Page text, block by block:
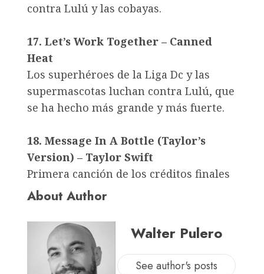
contra Lulú y las cobayas.
17. Let’s Work Together – Canned
Heat
Los superhéroes de la Liga Dc y las
supermascotas luchan contra Lulú, que
se ha hecho más grande y más fuerte.
18. Message In A Bottle (Taylor’s
Version) – Taylor Swift
Primera canción de los créditos finales
About Author
Walter Pulero
See author's posts